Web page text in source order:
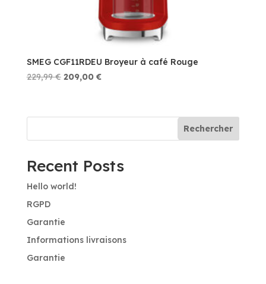
SMEG CGF11RDEU Broyeur à café Rouge
229,99€ Le
était :
209,00 €Le
est :
Rechercher
Recent Posts
Hello world!
RGPD
Garantie
Informations livraisons
Garantie